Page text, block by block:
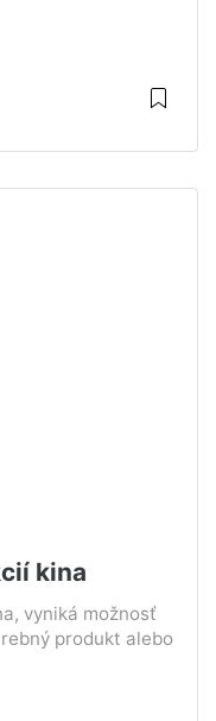
kina
vyniká možnosť
produkt alebo